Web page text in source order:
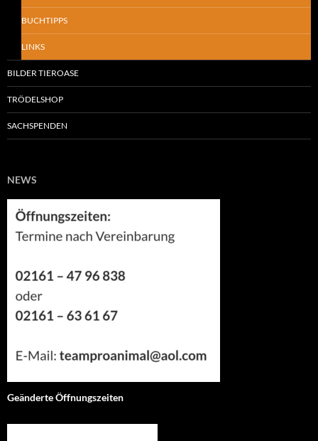
BUCHTIPPS
LINKS
BILDER TIEROASE
TRÖDELSHOP
SACHSPENDEN
NEWS
Geänderte Öffnungszeiten